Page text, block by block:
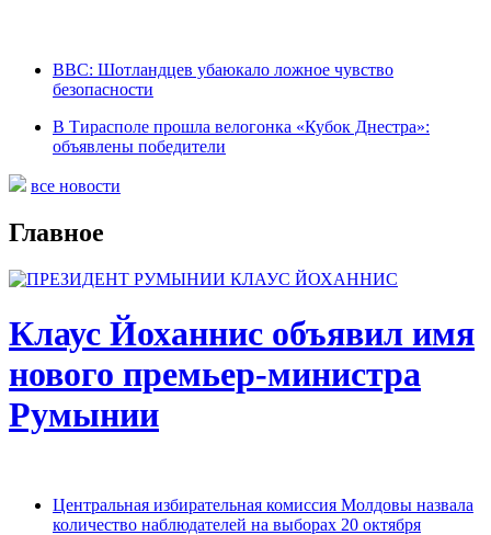
BBC: Шотландцев убаюкало ложное чувство
безопасности
В Тирасполе прошла велогонка «Кубок Днестра»:
объявлены победители
все новости
Главное
Клаус Йоханнис объявил имя
нового премьер-министра
Румынии
Центральная избирательная комиссия Молдовы назвала
количество наблюдателей на выборах 20 октября